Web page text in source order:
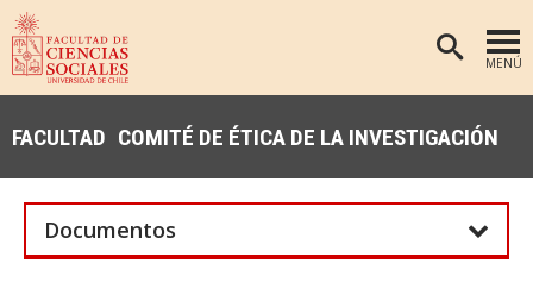
MENÚ
DEPARTAMENTOS
FACULTAD COMITÉ DE ÉTICA DE LA INVESTIGACIÓN
Documentos